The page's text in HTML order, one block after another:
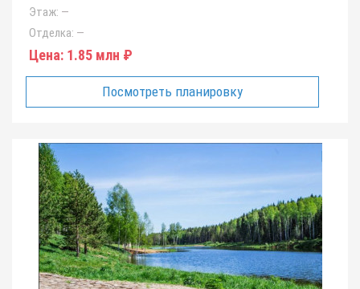
Этаж: —
Отделка: —
Цена: 1.85 млн ₽
Посмотреть планировку